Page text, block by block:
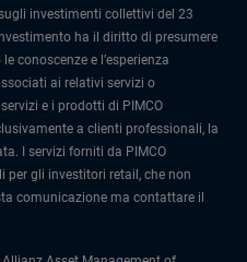
investimenti collettivi del 23
ha il diritto di presumere
conoscenze e l’esperienza
ai relativi servizi o
e i prodotti di PIMCO
a clienti professionali, la
I servizi forniti da PIMCO
per gli investitori retail, che non
comunicazione ma contattare il